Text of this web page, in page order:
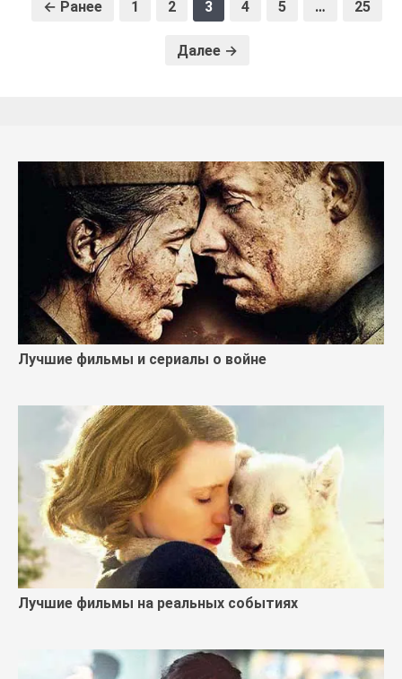
← Ранее 1 2 3 4 5 … 25
Далее →
Лучшие фильмы и сериалы о войне
Лучшие фильмы на реальных событиях